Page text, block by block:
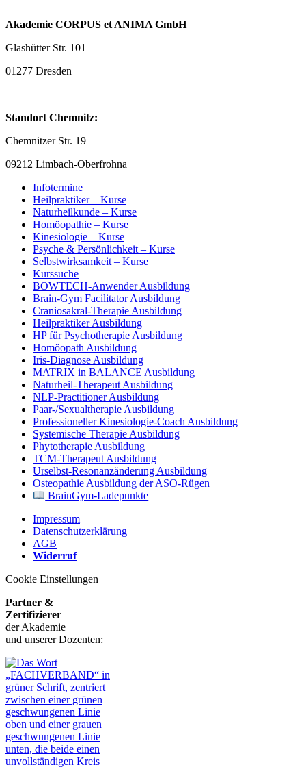
Akademie CORPUS et ANIMA GmbH
Glashütter Str. 101
01277 Dresden
Standort Chemnitz:
Chemnitzer Str. 19
09212 Limbach-Oberfrohna
Infotermine
Heilpraktiker – Kurse
Naturheilkunde – Kurse
Homöopathie – Kurse
Kinesiologie – Kurse
Psyche & Persönlichkeit – Kurse
Selbstwirksamkeit – Kurse
Kurssuche
BOWTECH-Anwender Ausbildung
Brain-Gym Facilitator Ausbildung
Craniosakral-Therapie Ausbildung
Heilpraktiker Ausbildung
HP für Psychotherapie Ausbildung
Homöopath Ausbildung
Iris-Diagnose Ausbildung
MATRIX in BALANCE Ausbildung
Naturheil-Therapeut Ausbildung
NLP-Practitioner Ausbildung
Paar-/Sexualtherapie Ausbildung
Professioneller Kinesiologie-Coach Ausbildung
Systemische Therapie Ausbildung
Phytotherapie Ausbildung
TCM-Therapeut Ausbildung
Urselbst-Resonanzänderung Ausbildung
Osteopathie Ausbildung der ASO-Rügen
BrainGym-Ladepunkte
Impressum
Datenschutzerklärung
AGB
Widerruf
Cookie Einstellungen
Partner &
Zertifizierer
der Akademie
und unserer Dozenten: